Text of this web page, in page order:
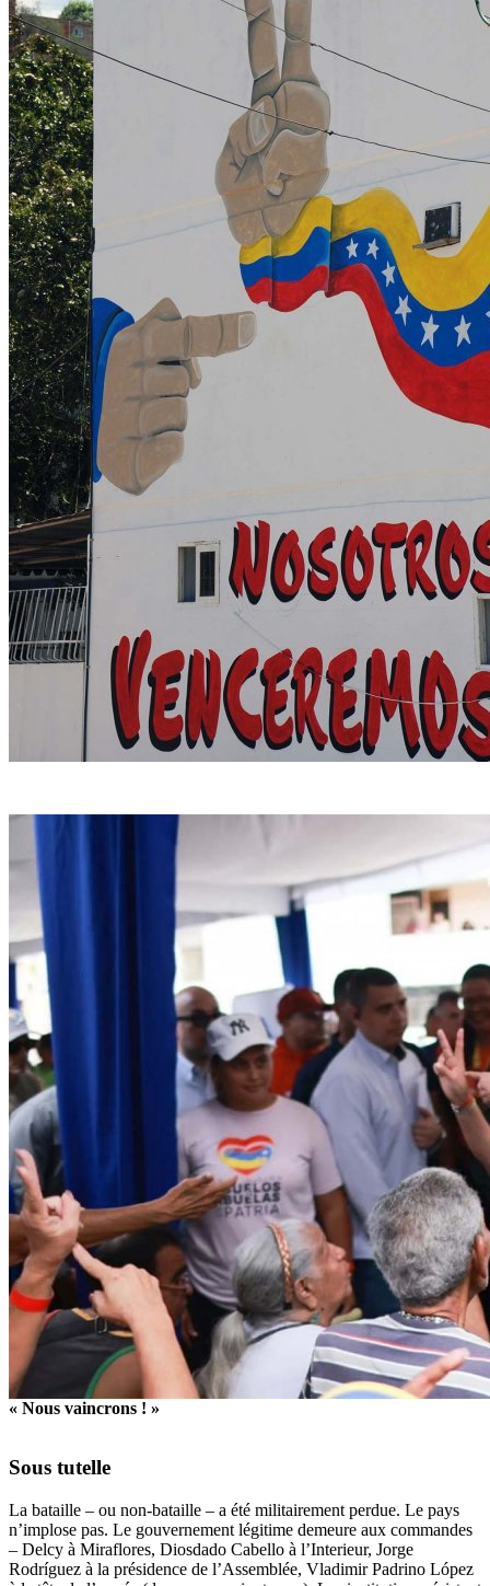
« Nous vaincrons ! »
Sous tutelle
La bataille – ou non-bataille – a été militairement perdue. Le pays
n’implose pas. Le gouvernement légitime demeure aux commandes
– Delcy à Miraflores, Diosdado Cabello à l’Interieur, Jorge
Rodríguez à la présidence de l’Assemblée, Vladimir Padrino López